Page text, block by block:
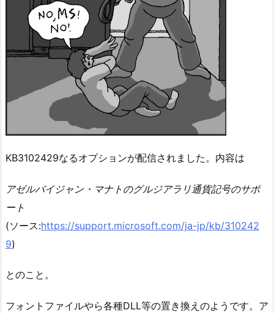
KB3102429なるオプションが配信されました。内容は
アゼルバイジャン・マナトのグルジアラリ通貨記号のサポ
ート
(ソース:https://support.microsoft.com/ja-jp/kb/310242
9)
とのこと。
フォントファイルやら各種DLL等の置き換えのようです。ア